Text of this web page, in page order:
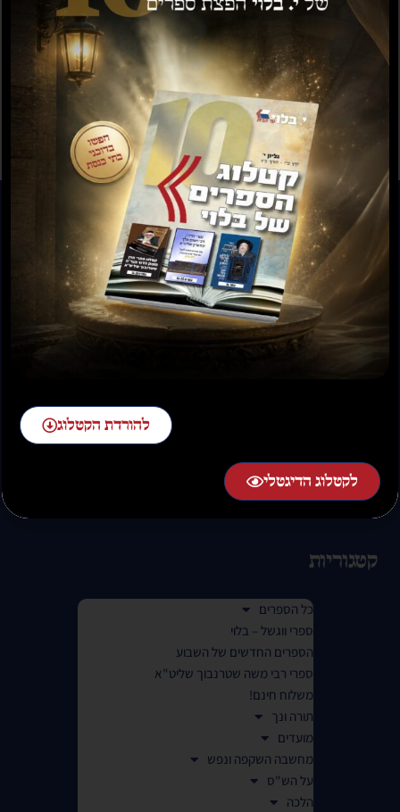
ש״ס חתנים גדול 22
כרכים
₪4,797.00 ₪3,598.00
ש"ס פנינים חדש, 20
כרכים
1,538.00 1,154.00
להזמנות חייגו:
בימים א-ה בין השעות 07:00 בבוקר עד 01:00 בלילה.
(בימי שישי עד 14:00 ובמוצ"ש משעה לאחר צאת השבת)
קטגוריות
כל הספרים
ספרי ווגשל – בלוי
הספרים החדשים של השבוע
ספרי רבי משה שטרנבוך שליט"א
משלוח חינם!
תורה ונך
מועדים
מחשבה השקפה ונפש
על הש"ס
הלכה
להורדת הקטלוג
לקטלוג הדיגטלי